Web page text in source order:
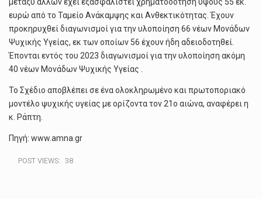
μεταξύ άλλων έχει εξασφαλιστεί χρηματοδότηση ύψους 55 εκ.
ευρώ από το Ταμείο Ανάκαμψης και Ανθεκτικότητας. Έχουν
προκηρυχθεί διαγωνισμοί για την υλοποίηση 66 νέων Μονάδων
Ψυχικής Υγείας, εκ των οποίων 56 έχουν ήδη αδειοδοτηθεί.
Έπονται εντός του 2023 διαγωνισμοί για την υλοποίηση ακόμη
40 νέων Μονάδων Ψυχικής Υγείας .
Το Σχέδιο αποβλέπει σε ένα ολοκληρωμένο και πρωτοποριακό
μοντέλο ψυχικής υγείας με ορίζοντα τον 21ο αιώνα, αναφέρει η
κ. Ράπτη.
Πηγή: www.amna.gr
POST VIEWS: 38